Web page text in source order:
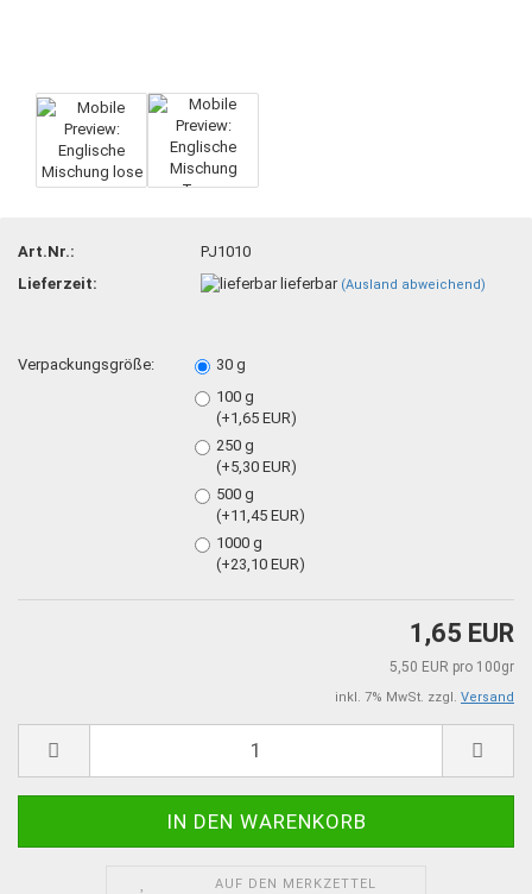
Art.Nr.:
PJ1010
Lieferzeit:
lieferbar (Ausland abweichend)
Verpackungsgröße:
30 g
100 g
(+1,65 EUR)
250 g
(+5,30 EUR)
500 g
(+11,45 EUR)
1000 g
(+23,10 EUR)
1,65 EUR
5,50 EUR pro 100gr
inkl. 7% MwSt. zzgl. Versand
AUF DEN MERKZETTEL